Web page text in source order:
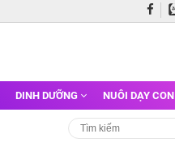
DINH DƯỠNG NUÔI DẠY CON